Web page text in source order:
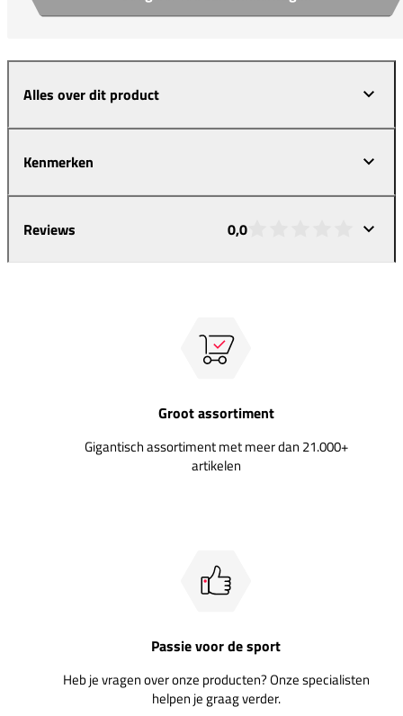
Alles over dit product
Kenmerken
Reviews 0,0
Groot assortiment
Gigantisch assortiment met meer dan 21.000+
artikelen
Passie voor de sport
Heb je vragen over onze producten? Onze specialisten
helpen je graag verder.